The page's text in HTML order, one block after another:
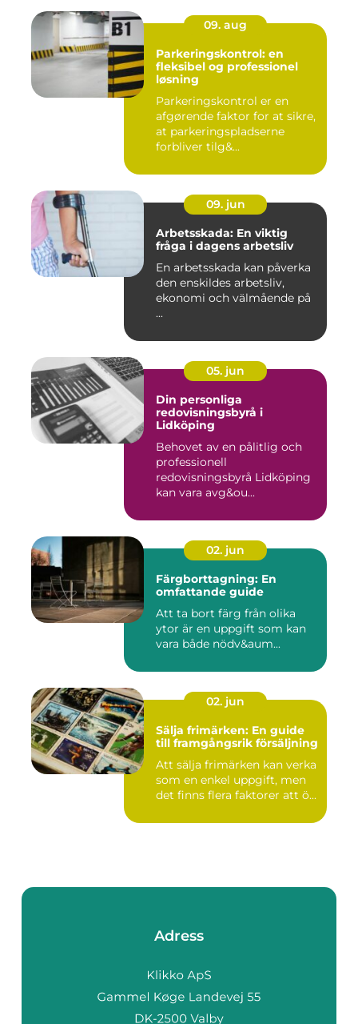
09. aug
Parkeringskontrol: en
fleksibel og professionel
løsning
Parkeringskontrol er en
afgørende faktor for at sikre,
at parkeringspladserne
forbliver tilg&...
09. jun
Arbetsskada: En viktig
fråga i dagens arbetsliv
En arbetsskada kan påverka
den enskildes arbetsliv,
ekonomi och välmående på
...
05. jun
Din personliga
redovisningsbyrå i
Lidköping
Behovet av en pålitlig och
professionell
redovisningsbyrå Lidköping
kan vara avg&ou...
02. jun
Färgborttagning: En
omfattande guide
Att ta bort färg från olika
ytor är en uppgift som kan
vara både nödv&aum...
02. jun
Sälja frimärken: En guide
till framgångsrik försäljning
Att sälja frimärken kan verka
som en enkel uppgift, men
det finns flera faktorer att ö...
Adress